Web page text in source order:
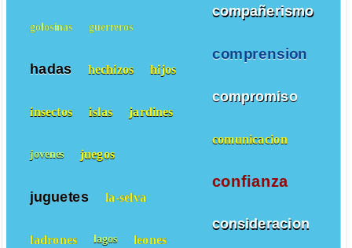
compañerismo
comprension
compromiso
comunicacion
confianza
consideracion
golosinas guerreros
hadas hechizos hijos
insectos islas jardines
jovenes juegos
juguetes la-selva
ladrones lagos leones